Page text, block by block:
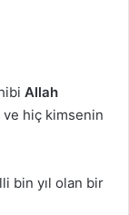
Allah
hiç kimsenin
bin yıl olan bir